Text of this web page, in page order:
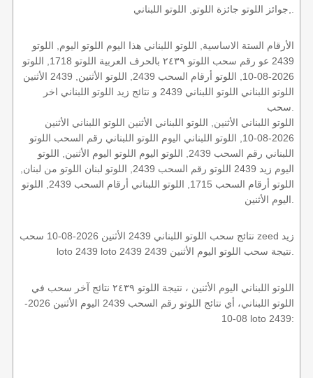
الأرقام الستة الاساسية, اللوتو اللبناني هذا اليوم اللوتو اليوم, اللوتو
2439 عو رقم سحب اللوتو ٢٤٣٩ بالحرف العربية اللوتو 1718, اللوتو
2026-08-10, اللوتو أرقام السحب 2439, اللوتو الأثنين, 2439 الأثنين
اللوتو اللبناني اللوتو اللبناني 2439 و نتائج زيد اللوتو اللبناني اخر
اللوتو اللبناني الأثنين, اللوتو اللبناني الأثنين اللوتو اللبناني الأثنين
2026-08-10, اللوتو اللبناني اليوم اللوتو اللبناني رقم السحب اللوتو
اللبناني رقم السحب 2439, اللوتو اليوم اللوتو اليوم الأثنين, اللوتو
اليوم زيد 2439 اللوتو رقم السحب 2439, اللوتو لبنان اللوتو من لبنان,
اللوتو أرقام السحب 1715, اللوتو اللبناني أرقام السحب 2439, اللوتو
نتائج سحب اللوتو اللبناني 2439 الأثنين 2026-08-10 سحب zeed زيد
اللوتو اللبناني اليوم الأثنين ، نتيجة اللوتو ٢٤٣٩ نتائج آخر سحب في
اللوتو اللبناني، أي نتائج اللوتو رقم السحب 2439 اليوم الأثنين 2026-
08-10 loto 2439: